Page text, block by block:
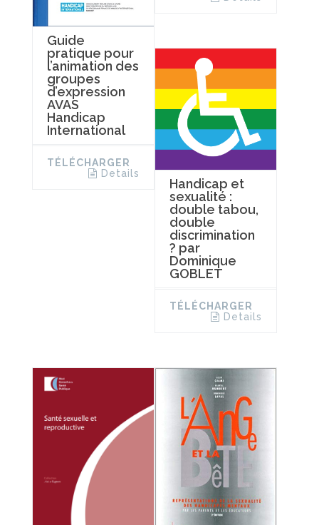
Guide
pratique pour
l’animation des
groupes
d’expression
AVAS
Handicap
International
TÉLÉCHARGER
Details
Handicap et
sexualité :
double tabou,
double
discrimination
? par
Dominique
GOBLET
TÉLÉCHARGER
Details